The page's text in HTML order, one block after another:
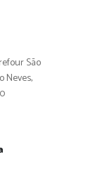
São
Neves,